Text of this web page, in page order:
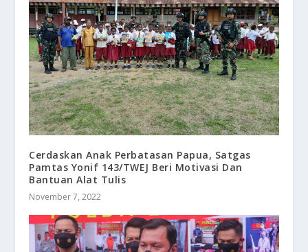
Cerdaskan Anak Perbatasan Papua, Satgas
Pamtas Yonif 143/TWEJ Beri Motivasi Dan
Bantuan Alat Tulis
November 7, 2022